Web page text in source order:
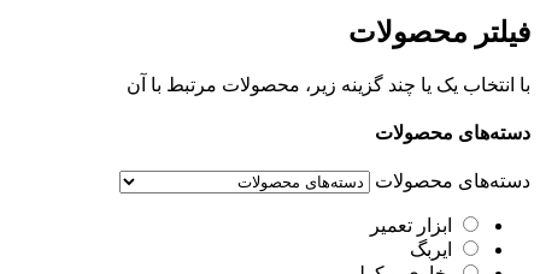
فیلتر محصولات
با انتخاب یک یا چند گزینه زیر، محصولات مرتبط با آن
دسته‌های محصولات
دسته‌های محصولات
ابزار تعمیر
ایربگ